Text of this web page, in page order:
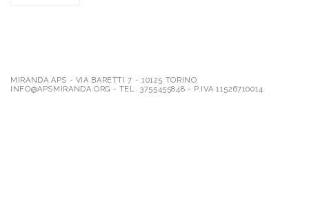
MIRANDA APS - VIA BARETTI 7 - 10125 TORINO
INFO@APSMIRANDA.ORG - TEL. 3755455848 - P.IVA 11526710014